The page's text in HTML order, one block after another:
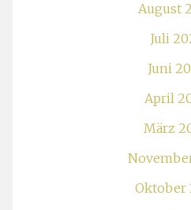
August
Juli
Juni
April
März
Oktober